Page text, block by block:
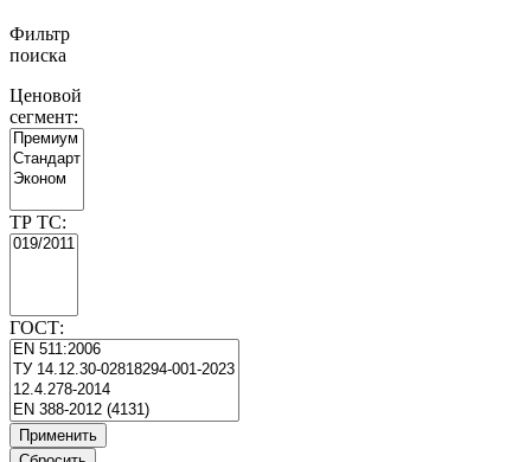
Фильтр
поиска
Ценовой
сегмент:
ТР ТС:
ГОСТ: